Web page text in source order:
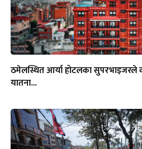
ठमेलस्थित आर्या होटलका सुपरभाइजरले
यातना...